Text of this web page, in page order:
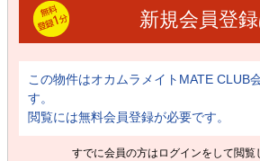
新規会員登録
この物件はオカムラメイトMATE CLUB
す。
閲覧には無料会員登録が必要です。
すでに会員の方は ログインをして閲覧